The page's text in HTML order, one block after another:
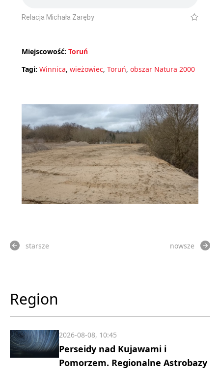
Relacja Michała Zaręby
Miejscowość: Toruń
Tagi: Winnica, wieżowiec, Toruń, obszar Natura 2000
starsze nowsze
Region
Perseidy nad Kujawami i
Pomorzem. Regionalne Astrobazy
2026-08-08, 10:45